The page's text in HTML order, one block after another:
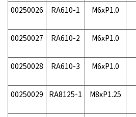
00250026 RA610-1 M6xP1.0
00250027 RA610-2 M6xP1.0
00250028 RA610-3 M6xP1.0
00250029 RA8125-1 M8xP1.25